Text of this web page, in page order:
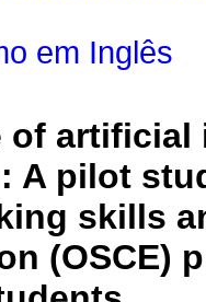
em Inglês
of artificial
A pilot
skills
(OSCE)